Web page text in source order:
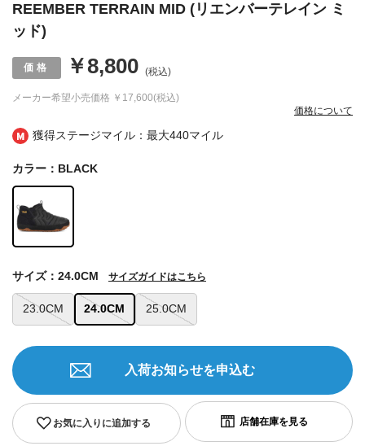
獲得ステージマイル：最大440マイル
REEMBER TERRAIN MID (リエンバーテレイン ミ
ッド)
メーカー希望小売価格 ￥17,600(税込)
￥8,800 (税込)
価格について
カラー：BLACK
23.0CM 24.0CM 25.0CM
サイズ：24.0CM サイズガイドはこちら
お気に入りに追加する
入荷お知らせを申込む